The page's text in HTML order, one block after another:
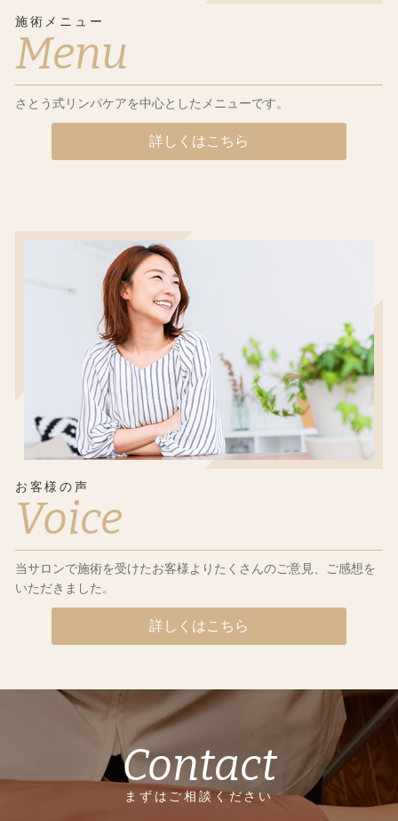
施術メニュー
Menu
さとう式リンパケアを中心としたメニューです。
詳しくはこちら
お客様の声
Voice
当サロンで施術を受けたお客様よりたくさんのご意見、ご感想を
いただきました。
詳しくはこちら
Contact
まずはご相談ください